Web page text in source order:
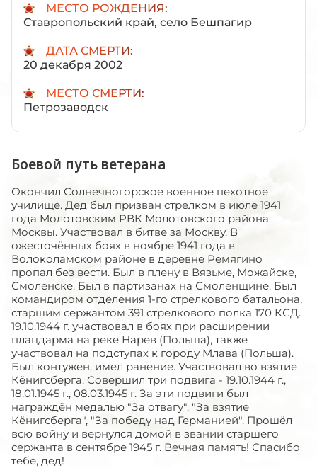
МЕСТО РОЖДЕНИЯ:
Ставропольский край, село Бешпагир
ДАТА СМЕРТИ:
20 декабря 2002
МЕСТО СМЕРТИ:
Петрозаводск
Боевой путь ветерана
Окончил Солнечногорское военное пехотное
училище. Дед был призван стрелком в июле 1941
года Молотовским РВК Молотовского района
Москвы. Участвовал в битве за Москву. В
ожесточённых боях в ноябре 1941 года в
Волоколамском районе в деревне Ремягино
пропал без вести. Был в плену в Вязьме, Можайске,
Смоленске. Был в партизанах на Смоленщине. Был
командиром отделения 1-го стрелкового батальона,
старшим сержантом 391 стрелкового полка 170 КСД.
19.10.1944 г. участвовал в боях при расширении
плацдарма на реке Нарев (Польша), также
участвовал на подступах к городу Млава (Польша).
Был контужен, имел ранение. Участвовал во взятие
Кёнигсберга. Совершил три подвига - 19.10.1944 г.,
18.01.1945 г., 08.03.1945 г. За эти подвиги был
награждён медалью "За отвагу", "За взятие
Кёнигсберга", "За победу над Германией". Прошёл
всю войну и вернулся домой в звании старшего
сержанта в сентябре 1945 г. Вечная память! Спасибо
тебе, дед!